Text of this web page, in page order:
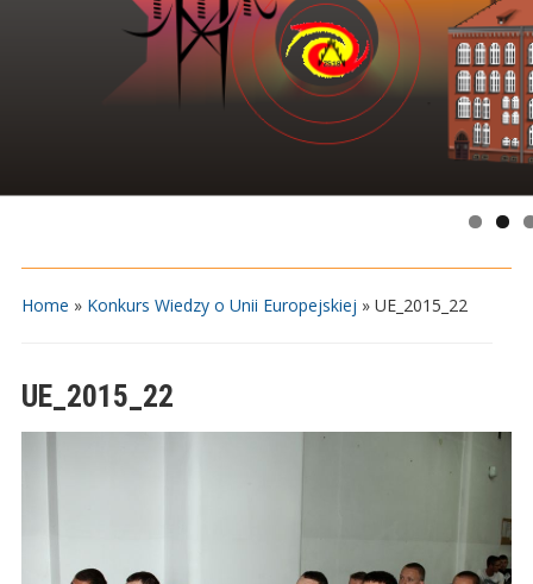
Home » Konkurs Wiedzy o Unii Europejskiej » UE_2015_22
UE_2015_22